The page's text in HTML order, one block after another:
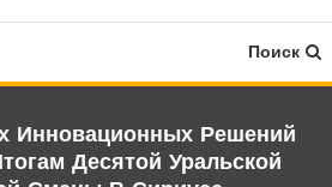
Поиск
Инновационных Решений
Десятой Уральской